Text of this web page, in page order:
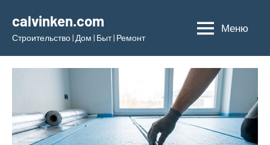
содержимому
calvinken.com
Строительство | Дом | Быт | Ремонт
Меню